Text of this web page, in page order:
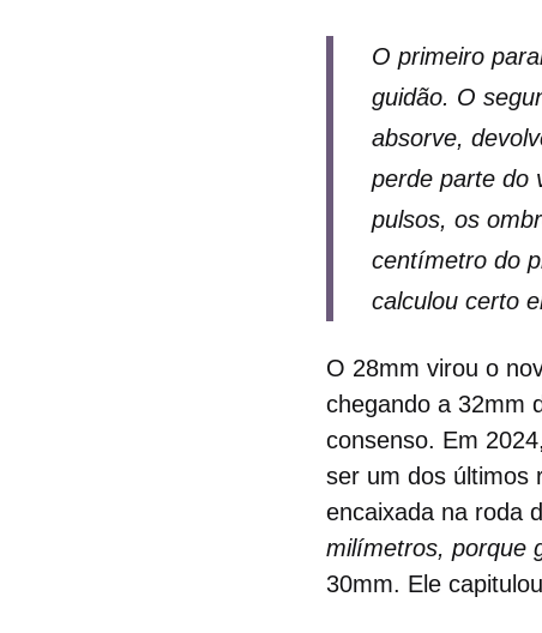
O primeiro
guidão. O
absorve,
perde parte do
pulsos, os
centímetro do
calculou certo
O 28mm virou o
chegando a 32mm
consenso. Em
ser um dos últimos
encaixada na roda
milímetros, porque
30mm. Ele